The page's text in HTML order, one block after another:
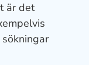
är det